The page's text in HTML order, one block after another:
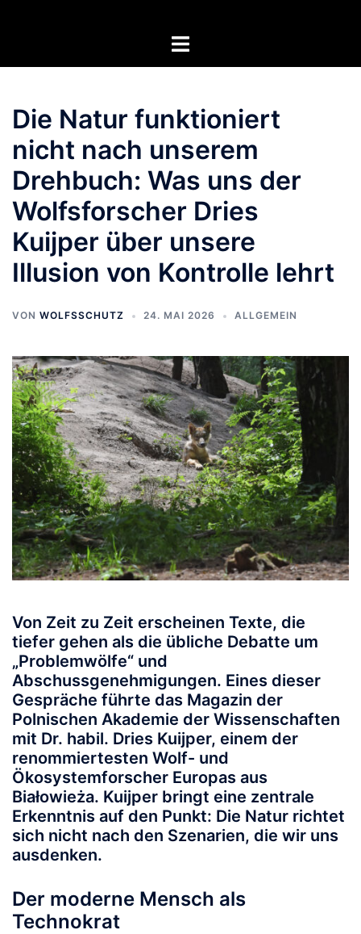
Menü
Die Natur funktioniert
nicht nach unserem
Drehbuch: Was uns der
Wolfsforscher Dries
Kuijper über unsere
Illusion von Kontrolle lehrt
VON WOLFSSCHUTZ 24. MAI 2026 ALLGEMEIN
Von Zeit zu Zeit erscheinen Texte, die
tiefer gehen als die übliche Debatte um
„Problemwölfe“ und
Abschussgenehmigungen. Eines dieser
Gespräche führte das Magazin der
Polnischen Akademie der Wissenschaften
mit Dr. habil. Dries Kuijper, einem der
renommiertesten Wolf- und
Ökosystemforscher Europas aus
Białowieża. Kuijper bringt eine zentrale
Erkenntnis auf den Punkt: Die Natur richtet
sich nicht nach den Szenarien, die wir uns
ausdenken.
Der moderne Mensch als
Technokrat